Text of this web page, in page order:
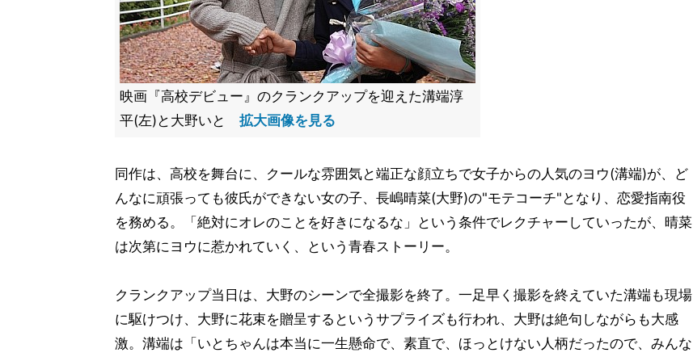
映画『高校デビュー』のクランクアップを迎えた溝端淳
平(左)と大野いと 拡大画像を見る
同作は、高校を舞台に、クールな雰囲気と端正な顔立ちで女子からの人気のヨウ(溝端)が、ど
んなに頑張っても彼氏ができない女の子、長嶋晴菜(大野)の"モテコーチ"となり、恋愛指南役
を務める。「絶対にオレのことを好きになるな」という条件でレクチャーしていったが、晴菜
は次第にヨウに惹かれていく、という青春ストーリー。
クランクアップ当日は、大野のシーンで全撮影を終了。一足早く撮影を終えていた溝端も現場
に駆けつけ、大野に花束を贈呈するというサプライズも行われ、大野は絶句しながらも大感
激。溝端は「いとちゃんは本当に一生懸命で、素直で、ほっとけない人柄だったので、みんな